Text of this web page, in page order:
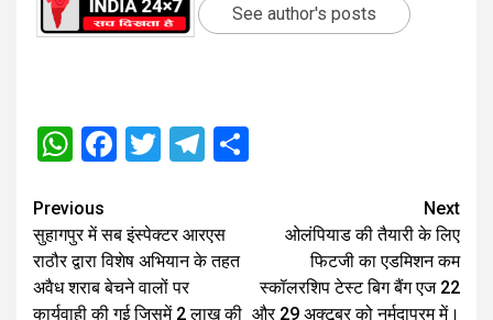
See author's posts
WhatsApp
Facebook
TwitterTelegram
Post
navigation
Previous
सुहागपुर में सब इंस्पेक्टर आरएस
राठौर द्वारा विशेष अभियान के तहत
अवैध शराब बेचने वालों पर
कार्यवाही की गई जिसमें 2 लाख की
Next
ओलंपियाड की तैयारी के लिए
फिटजी का एडमिशन कम
स्कॉलरशिप टेस्ट बिग बैंग एज 22
और 29 अक्टूबर को नर्मदापुरम में।